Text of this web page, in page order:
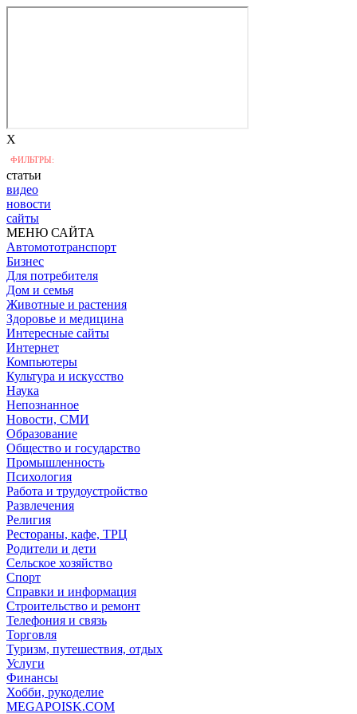
X
ФИЛЬТРЫ:
статьи
видео
новости
сайты
МЕНЮ САЙТА
Автомототранспорт
Бизнес
Для потребителя
Дом и семья
Животные и растения
Здоровье и медицина
Интересные сайты
Интернет
Компьютеры
Культура и искусство
Наука
Непознанное
Новости, СМИ
Образование
Общество и государство
Промышленность
Психология
Работа и трудоустройство
Развлечения
Религия
Рестораны, кафе, ТРЦ
Родители и дети
Сельское хозяйство
Спорт
Справки и информация
Строительство и ремонт
Телефония и связь
Торговля
Туризм, путешествия, отдых
Услуги
Финансы
Хобби, рукоделие
MEGAPOISK.COM